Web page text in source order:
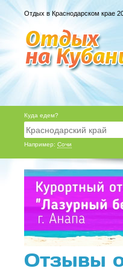
Отдых в Краснодарском крае
Куда едем?
Например: Сочи
Отзывы